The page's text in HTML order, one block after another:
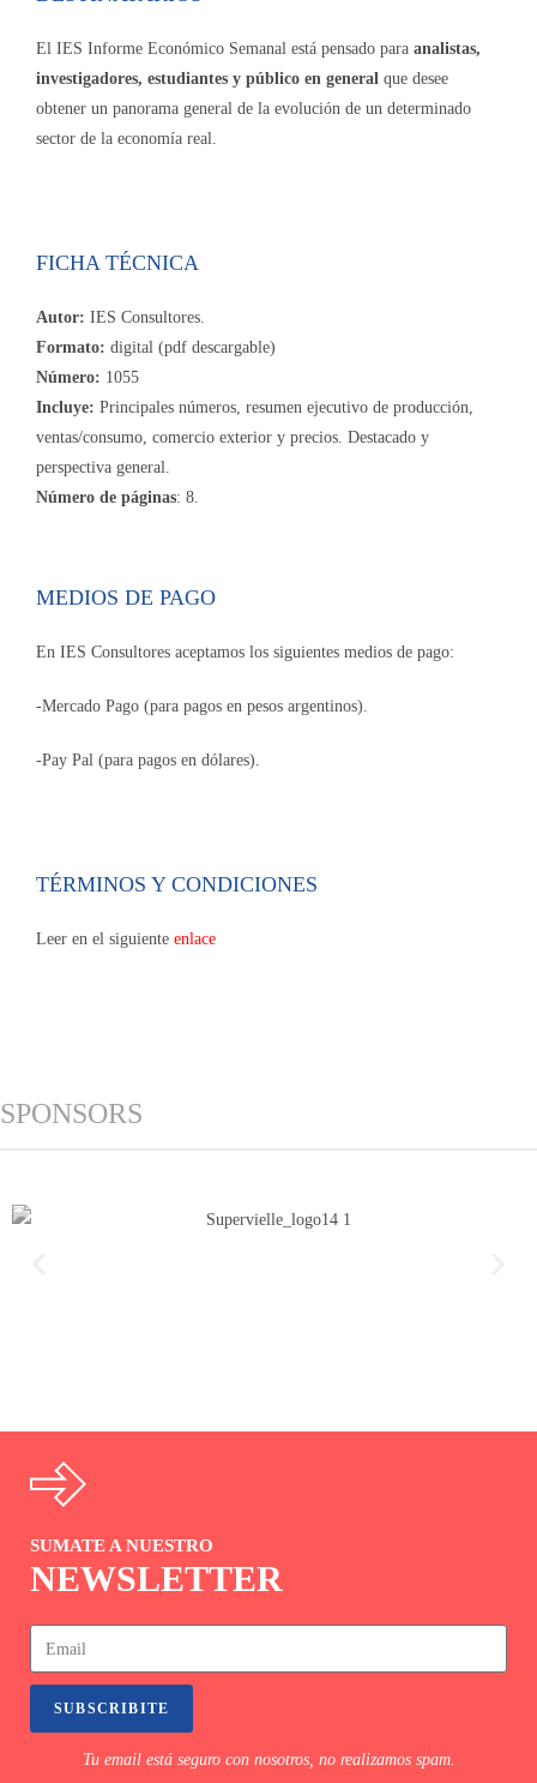
El IES Informe Económico Semanal está pensado para analistas,
investigadores, estudiantes y público en general que desee
obtener un panorama general de la evolución de un determinado
sector de la economía real.
FICHA TÉCNICA
Autor: IES Consultores.
Formato: digital (pdf descargable)
Número: 1055
Incluye: Principales números, resumen ejecutivo de producción,
ventas/consumo, comercio exterior y precios. Destacado y
perspectiva general.
Número de páginas: 8.
MEDIOS DE PAGO
En IES Consultores aceptamos los siguientes medios de pago:
-Mercado Pago (para pagos en pesos argentinos).
-Pay Pal (para pagos en dólares).
TÉRMINOS Y CONDICIONES
Leer en el siguiente enlace
SPONSORS
SUMATE A NUESTRO
NEWSLETTER
SUBSCRIBITE
Tu email está seguro con nosotros, no realizamos spam.